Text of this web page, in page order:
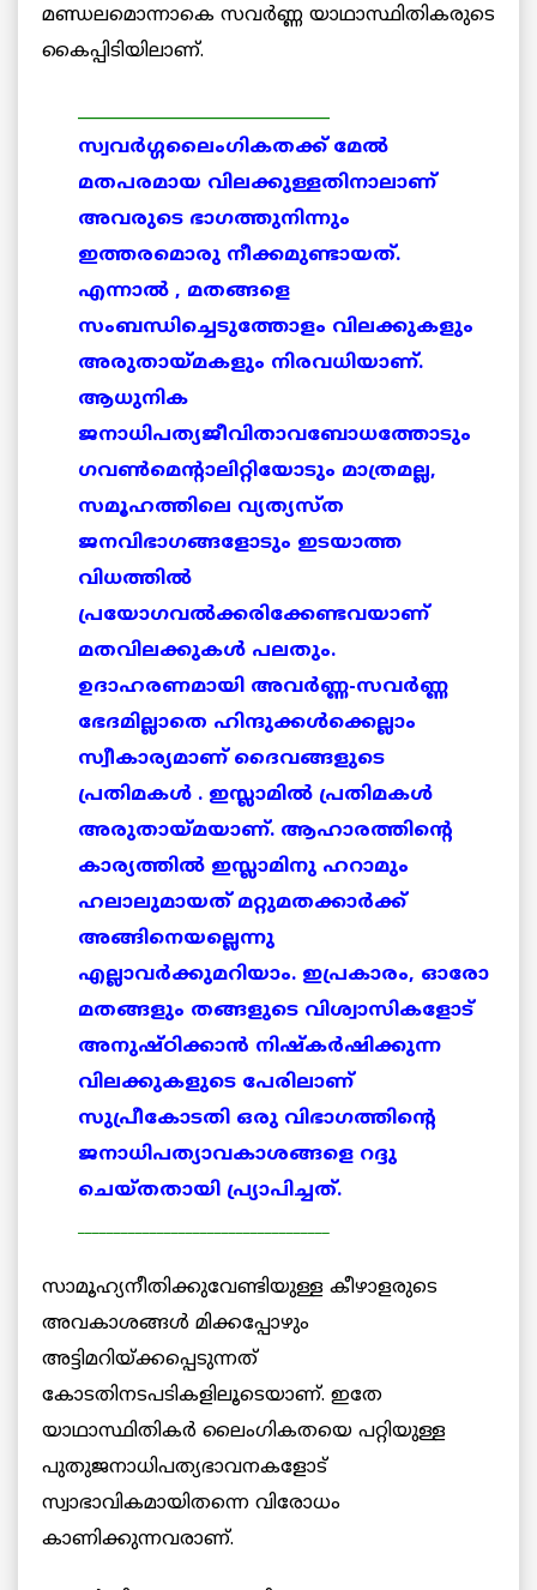
മണ്ഡലമൊന്നാകെ സവര്‍ണ്ണ യാഥാസ്ഥിതികരുടെ
കൈപ്പിടിയിലാണ്.
സ്വവര്‍ഗ്ഗലൈംഗികതക്ക് മേല്‍
മതപരമായ വിലക്കുള്ളതിനാലാണ്
അവരുടെ ഭാഗത്തുനിന്നും
ഇത്തരമൊരു നീക്കമുണ്ടായത്.
എന്നാല്‍ , മതങ്ങളെ
സംബന്ധിച്ചെടുത്തോളം വിലക്കുകളും
അരുതായ്മകളും നിരവധിയാണ്.
ആധുനിക
ജനാധിപത്യജീവിതാവബോധത്തോടും
ഗവണ്‍മെന്റാലിറ്റിയോടും മാത്രമല്ല,
സമൂഹത്തിലെ വ്യത്യസ്ത
ജനവിഭാഗങ്ങളോടും ഇടയാത്ത
വിധത്തില്‍
പ്രയോഗവല്‍ക്കരിക്കേണ്ടവയാണ്
മതവിലക്കുകള്‍ പലതും.
ഉദാഹരണമായി അവര്‍ണ്ണ-സവര്‍ണ്ണ
ഭേദമില്ലാതെ ഹിന്ദുക്കള്‍ക്കെല്ലാം
സ്വീകാര്യമാണ് ദൈവങ്ങളുടെ
പ്രതിമകള്‍ . ഇസ്ലാമില്‍ പ്രതിമകള്‍
അരുതായ്മയാണ്. ആഹാരത്തിന്റെ
കാര്യത്തില്‍ ഇസ്ലാമിനു ഹറാമും
ഹലാലുമായത് മറ്റുമതക്കാര്‍ക്ക്
അങ്ങിനെയല്ലെന്നു
എല്ലാവര്‍ക്കുമറിയാം. ഇപ്രകാരം, ഓരോ
മതങ്ങളും തങ്ങളുടെ വിശ്വാസികളോട്
അനുഷ്ഠിക്കാന്‍ നിഷ്‌കര്‍ഷിക്കുന്ന
വിലക്കുകളുടെ പേരിലാണ്
സുപ്രീകോടതി ഒരു വിഭാഗത്തിന്റെ
ജനാധിപത്യാവകാശങ്ങളെ റദ്ദു
ചെയ്തതായി പ്ര്യാപിച്ചത്.
സാമൂഹ്യനീതിക്കുവേണ്ടിയുള്ള കീഴാളരുടെ
അവകാശങ്ങള്‍ മിക്കപ്പോഴും
അട്ടിമറിയ്ക്കപ്പെടുന്നത്
കോടതിനടപടികളിലൂടെയാണ്. ഇതേ
യാഥാസ്ഥിതികര്‍ ലൈംഗികതയെ പറ്റിയുള്ള
പുതുജനാധിപത്യഭാവനകളോട്
സ്വാഭാവികമായിതന്നെ വിരോധം
കാണിക്കുന്നവരാണ്.